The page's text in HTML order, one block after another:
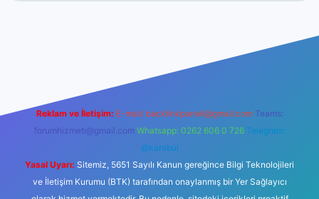
Reklam ve İletişim: E-mail: backlinkpaneli@gmail.com Teams:
forumhizmeti@gmail.com Whatsapp: 0262 606 0 726 Telegram:
@karabul
Yasal Uyarı: Sitemiz, 5651 Sayılı Kanun gereğince Bilgi Teknolojileri
ve İletişim Kurumu (BTK) tarafından onaylanmış bir Yer Sağlayıcı